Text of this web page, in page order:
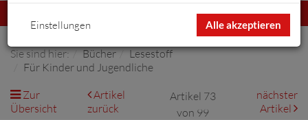
umschalten
Sie sind hier: Bücher
Lesestoff
Für Kinder und Jugendliche
Zur
Übersicht
Artikel
zurück
Artikel 73
von 99
nächster
Artikel
Alle akzeptieren
Einstellungen